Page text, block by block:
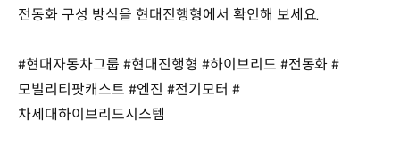
전동화 구성 방식을 현대진행형에서 확인해 보세요.
#현대자동차그룹 #현대진행형 #하이브리드 #전동화 #
모빌리티팟캐스트 #엔진 #전기모터 #
차세대하이브리드시스템